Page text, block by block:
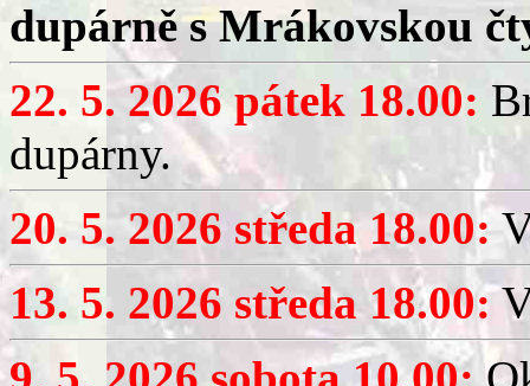
dupárně s Mrákovskou
22. 5. 2026 pátek 18.00:
dupárny.
20. 5. 2026 středa 18.00:
13. 5. 2026 středa 18.00: